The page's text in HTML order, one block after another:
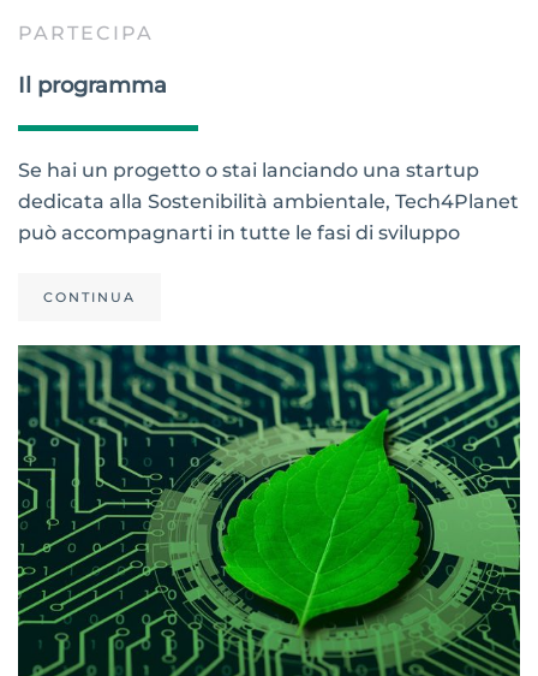
PARTECIPA
Il programma
Se hai un progetto o stai lanciando una startup
dedicata alla Sostenibilità ambientale, Tech4Planet
può accompagnarti in tutte le fasi di sviluppo
CONTINUA